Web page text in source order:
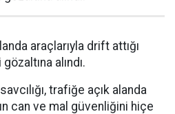
araçlarıyla drift attığı
alındı.
trafiğe açık alanda
can ve mal güvenliğini hiçe